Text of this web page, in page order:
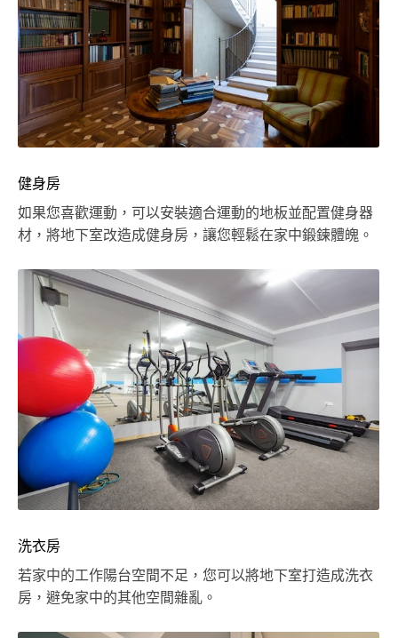
健身房
如果您喜歡運動，可以安裝適合運動的地板並配置健身器
材，將地下室改造成健身房，讓您輕鬆在家中鍛鍊體魄。
洗衣房
若家中的工作陽台空間不足，您可以將地下室打造成洗衣
房，避免家中的其他空間雜亂。